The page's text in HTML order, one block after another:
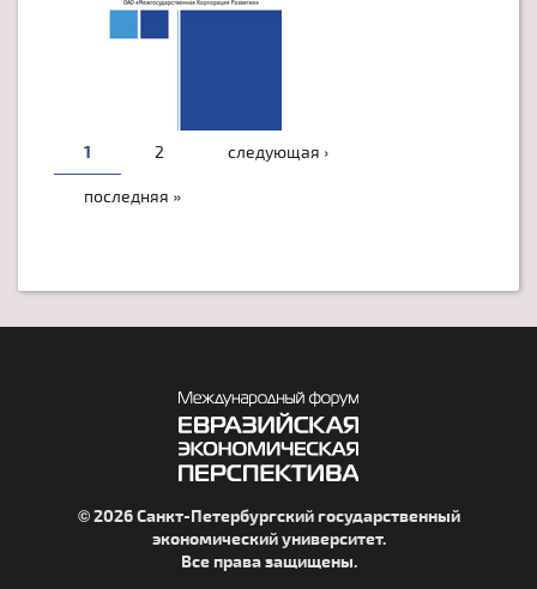
1 2 следующая ›
последняя »
© 2026 Санкт-Петербургский государственный
экономический университет.
Все права защищены.